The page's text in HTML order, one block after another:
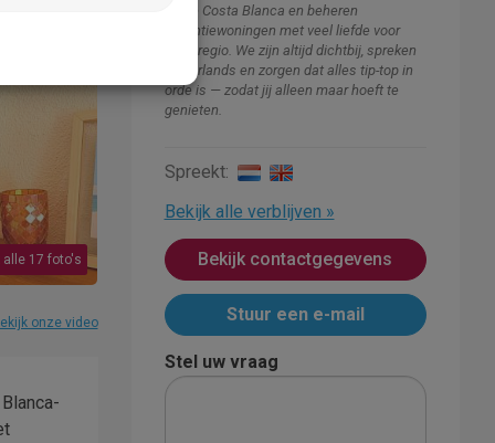
alle 17 foto's
onze video
op de Costa Blanca en beheren
vakantiewoningen met veel liefde voor
deze regio. We zijn altijd dichtbij, spreken
Nederlands en zorgen dat alles tip-top in
orde is — zodat jij alleen maar hoeft te
genieten.
Spreekt:
Bekijk alle verblijven »
Bekijk contactgegevens
Stuur een e-mail
Stel uw vraag